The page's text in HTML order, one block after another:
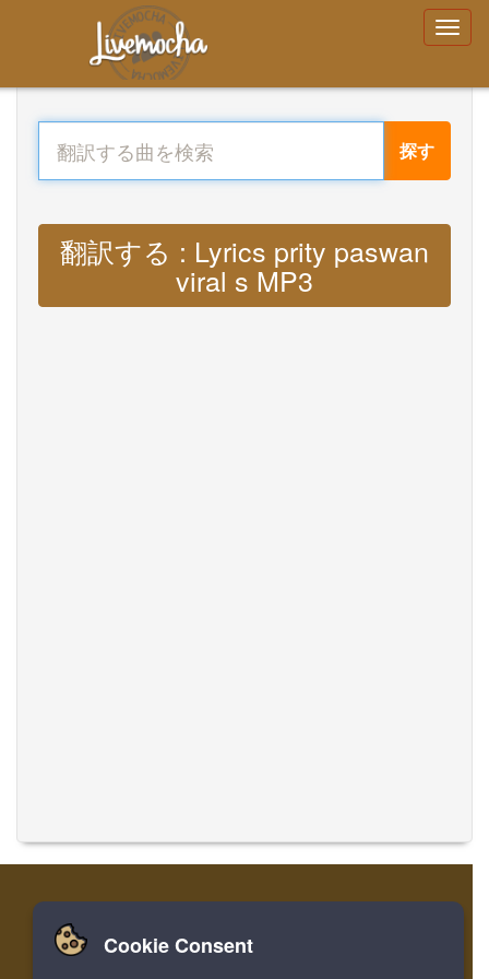
探す
翻訳する : Lyrics prity paswan
viral s MP3
家 ログイン 登録
Cookie Consent